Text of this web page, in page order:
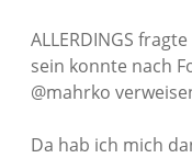
ALLERDINGS
sein konnte nach
@mahrko
Da hab ich mich